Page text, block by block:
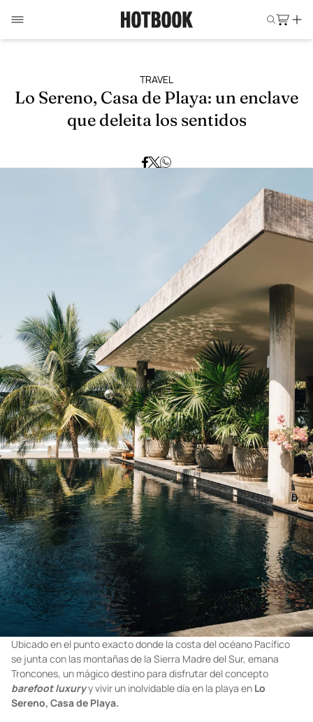
TRAVEL
Lo Sereno, Casa de Playa: un enclave
que deleita los sentidos
Ubicado en el punto exacto donde la costa del océano Pacífico
se junta con las montañas de la Sierra Madre del Sur, emana
Troncones, un mágico destino para disfrutar del concepto
barefoot luxuryy vivir un inolvidable día en la playa en Lo
Sereno, Casa de Playa.